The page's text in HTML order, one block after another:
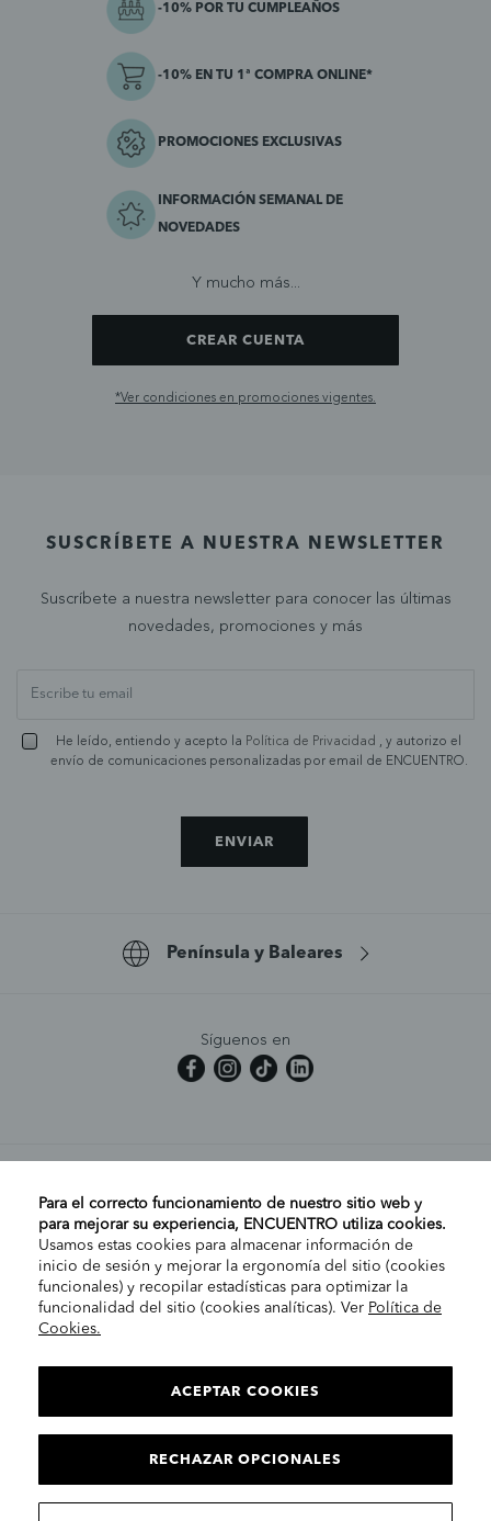
Contacto
-10% POR TU CUMPLEAÑOS
-10% EN TU 1ª COMPRA ONLINE*
PROMOCIONES EXCLUSIVAS
INFORMACIÓN SEMANAL DE
NOVEDADES
Y mucho más...
CREAR CUENTA
*Ver condiciones en promociones vigentes.
SUSCRÍBETE A NUESTRA NEWSLETTER
Suscríbete a nuestra newsletter para conocer las últimas
novedades, promociones y más
He leído, entiendo y acepto la Política de Privacidad , y autorizo el
envío de comunicaciones personalizadas por email de ENCUENTRO.
ENVIAR
Península y Baleares
Síguenos en
MI CUENTA
AYUDA
EMPRESA
INFORMACIÓN LEGAL
Para el correcto funcionamiento de nuestro sitio web y
para mejorar su experiencia, ENCUENTRO utiliza cookies.
Usamos estas cookies para almacenar información de
inicio de sesión y mejorar la ergonomía del sitio (cookies
funcionales) y recopilar estadísticas para optimizar la
funcionalidad del sitio (cookies analíticas). Ver Política de
Cookies.
ACEPTAR COOKIES
RECHAZAR OPCIONALES